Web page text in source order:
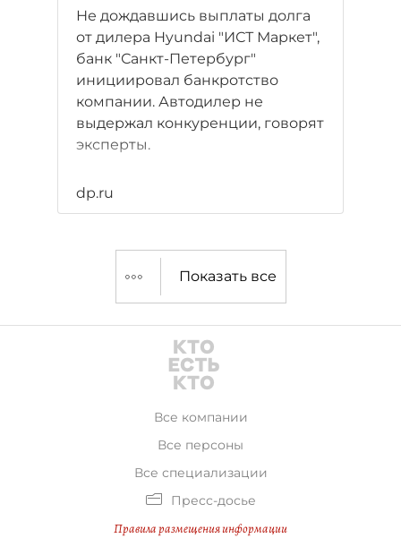
Не дождавшись выплаты долга
от дилера Hyundai "ИСТ Маркет",
банк "Санкт-Петербург"
инициировал банкротство
компании. Автодилер не
выдержал конкуренции, говорят
эксперты.
dp.ru
Показать все
Все компании
Все персоны
Все специализации
Пресс-досье
Правила размещения информации